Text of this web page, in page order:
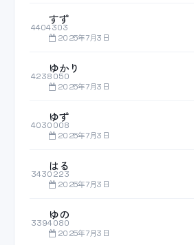
4404303
すず
2025年7月3日
4238050
ゆかり
2025年7月3日
4030008
ゆず
2025年7月3日
3430223
はる
2025年7月3日
3394080
ゆの
2025年7月3日